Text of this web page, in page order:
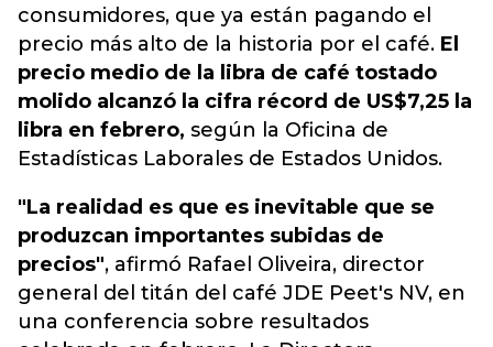
consumidores, que ya están pagando el
precio más alto de la historia por el café. El
precio medio de la libra de café tostado
molido alcanzó la cifra récord de US$7,25 la
libra en febrero, según la Oficina de
Estadísticas Laborales de Estados Unidos.
"La realidad es que es inevitable que se
produzcan importantes subidas de
precios", afirmó Rafael Oliveira, director
general del titán del café JDE Peet's NV, en
una conferencia sobre resultados